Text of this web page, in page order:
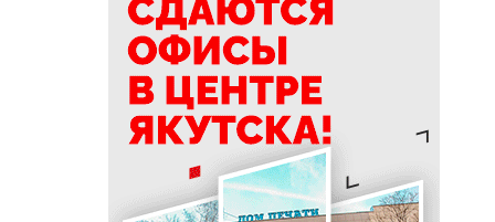
доукомплектование
Вооруженных Сил РФ
20:02
Более 230 участников СВО
получили за неделю
поддержку психологов Якутии
В Якутии определены
приоритеты развития
«Движения Первых»